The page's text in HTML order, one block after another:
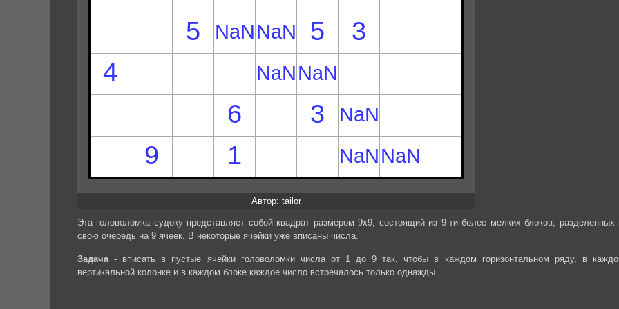
Автор: tailor
Эта головоломка судоку представляет собой квадрат размером 9х9, состоящий из 9-ти более мелких блоков, разделенных
свою очередь на 9 ячеек. В некоторые ячейки уже вписаны числа.
Задача- вписать в пустые ячейки головоломки числа от 1 до 9 так, чтобы в каждом горизонтальном ряду, в
вертикальной колонке и в каждом блоке каждое число встречалось только однажды.